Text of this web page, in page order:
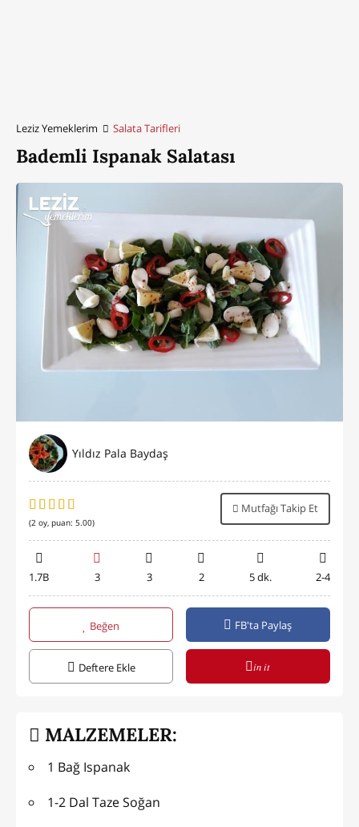
Leziz Yemeklerim Salata Tarifleri
Bademli Ispanak Salatası
Yıldız Pala Baydaş
(2 oy, puan: 5.00)
Mutfağı Takip Et
1.7B 3 3 2 5 dk. 2-4
Beğen FB'ta Paylaş
Deftere Ekle in it
MALZEMELER:
1 Bağ Ispanak
1-2 Dal Taze Soğan